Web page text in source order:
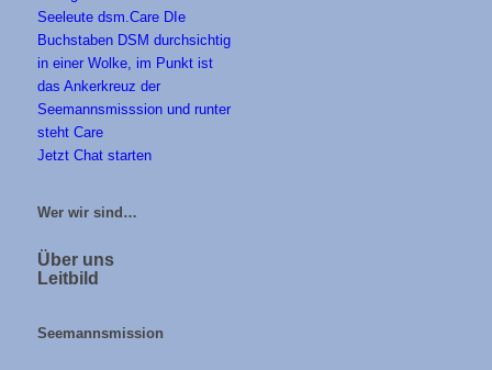
Jetzt Chat starten
Wer wir sind…
Über uns
Leitbild
Seemannsmission